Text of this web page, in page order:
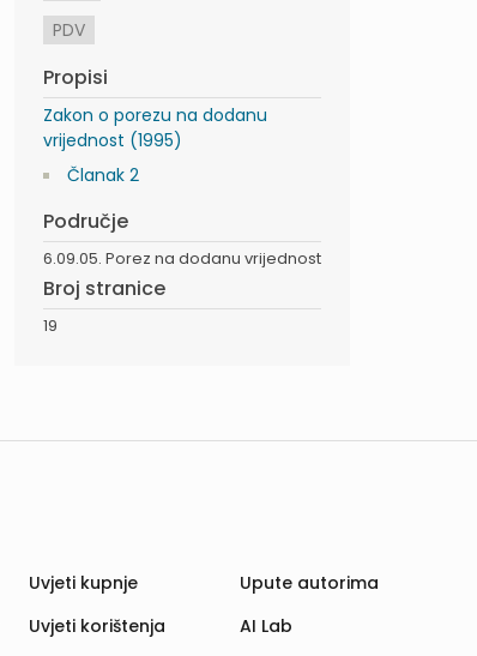
PDV
Propisi
Zakon o porezu na dodanu
vrijednost (1995)
Članak 2
Područje
6.09.05. Porez na dodanu vrijednost
Broj stranice
19
Uvjeti kupnje
Uvjeti korištenja
Upute autorima
AI Lab